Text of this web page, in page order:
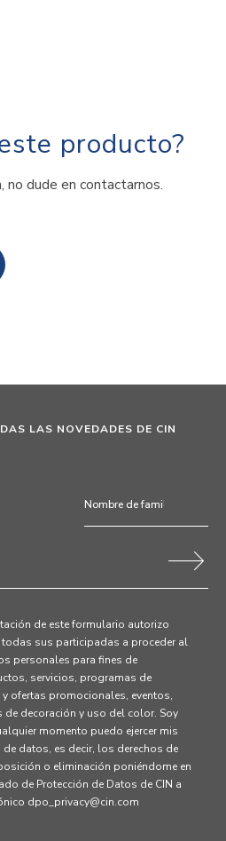
producto?
no dude en contactarnos.
LAS NOVEDADES DE CIN
de este formulario autorizo
todas sus participadas a proceder al
personales para fines de
servicios, programas de
ofertas promocionales, eventos,
decoración y uso del color. Soy
momento puedo ejercer mis
datos, es decir, los derechos de
o eliminación poniéndome en
de Protección de Datos de CIN a
dpo_privacy@cin.com